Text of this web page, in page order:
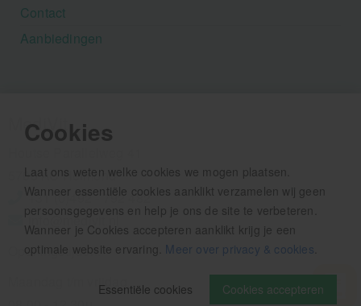
Cookies
Laat ons weten welke cookies we mogen plaatsen.
Wanneer essentiële cookies aanklikt verzamelen wij geen
persoonsgegevens en help je ons de site te verbeteren.
Wanneer je Cookies accepteren aanklikt krijg je een
optimale website ervaring. Meer over privacy & cookies
Cookies accepteren
Essentiële cookies
Contact
Aanbiedingen
MediVit
5706 AC Helmond
+31 (0)492 - 792 482
info@medivit.nl
Openingstijden:
Maandag t/m vrijdag